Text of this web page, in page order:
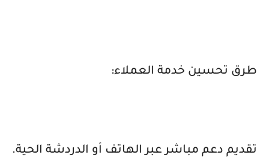
طرق تحسين خدمة العملاء:
تقديم دعم مباشر عبر الهاتف أو الدردشة الحية.